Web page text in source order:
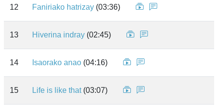
12 Faniriako hatrizay (03:36)
13 Hiverina indray (02:45)
14 Isaorako anao (04:16)
15 Life is like that(03:07)